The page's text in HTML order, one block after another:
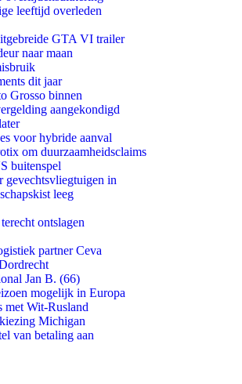
leeftijd overleden
GTA VI trailer
naar maan
dit jaar
Grosso binnen
aangekondigd
voor hybride aanval
om duurzaamheidsclaims
buitenspel
gevechtsvliegtuigen in
leeg
ontslagen
partner Ceva
Jan B. (66)
mogelijk in Europa
met Wit-Rusland
Michigan
van betaling aan